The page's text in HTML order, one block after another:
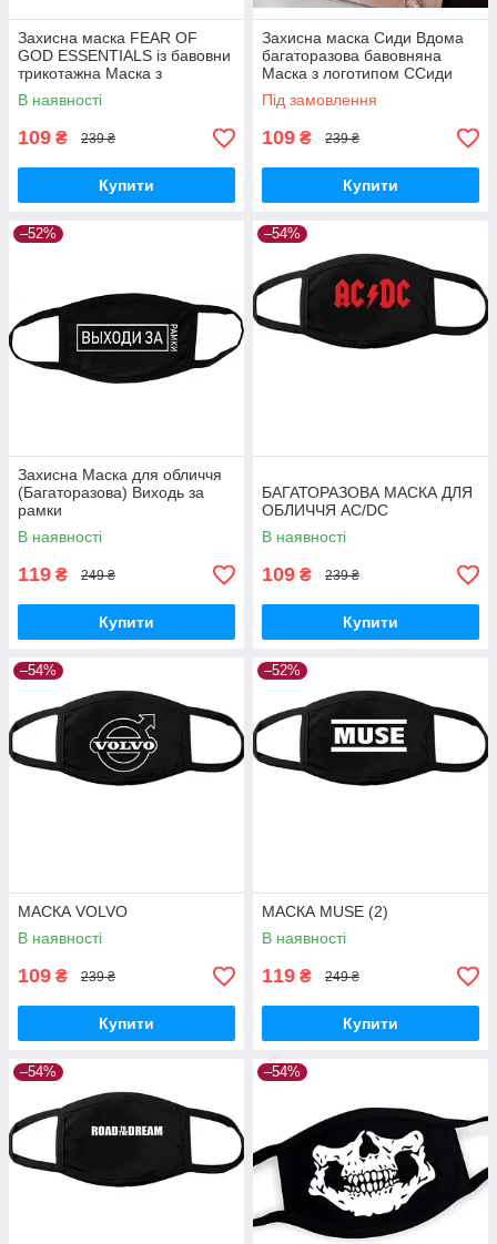
Захисна маска FEAR OF
GOD ESSENTIALS із бавовни
трикотажна Маска з
логотипом Фір оф Гад
Ессеншлз
В наявності
109 ₴ 239 ₴
Купити
Захисна маска Сиди Вдома
багаторазова бавовняна
Маска з логотипом ССиди
Дома біла, чорна Трикотаж
Коттон
Під замовлення
109 ₴ 239 ₴
Купити
–52%
Захисна Маска для обличчя
(Багаторазова) Виходь за
рамки
(жіноча,дитяча,чоловіча)
В наявності
119 ₴ 249 ₴
Купити
–54%
БАГАТОРАЗОВА МАСКА ДЛЯ
ОБЛИЧЧЯ AC/DC
В наявності
109 ₴ 239 ₴
Купити
–54%
МАСКА VOLVO
В наявності
109 ₴ 239 ₴
Купити
–52%
МАСКА MUSE (2)
В наявності
119 ₴ 249 ₴
Купити
–54% –54%